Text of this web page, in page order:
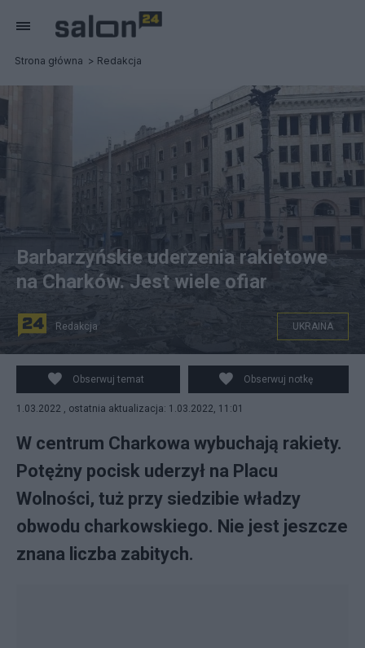
Strona główna Redakcja
Centrum Charkowa, fot. NEXTA/Twitter
Barbarzyńskie uderzenia rakietowe
na Charków. Jest wiele ofiar
Redakcja UKRAINA
Obserwuj temat Obserwuj notkę
1.03.2022 , ostatnia aktualizacja: 1.03.2022, 11:01
W centrum Charkowa wybuchają rakiety.
Potężny pocisk uderzył na Placu
Wolności, tuż przy siedzibie władzy
obwodu charkowskiego. Nie jest jeszcze
znana liczba zabitych.